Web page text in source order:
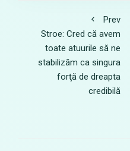
Prev
Stroe: Cred că avem
toate atuurile să ne
stabilizăm ca singura
forţă de dreapta
credibilă